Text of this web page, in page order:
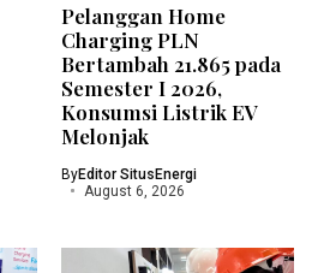
Pelanggan Home
Charging PLN
Bertambah 21.865 pada
Semester I 2026,
Konsumsi Listrik EV
Melonjak
ByEditor SitusEnergi
August 6, 2026